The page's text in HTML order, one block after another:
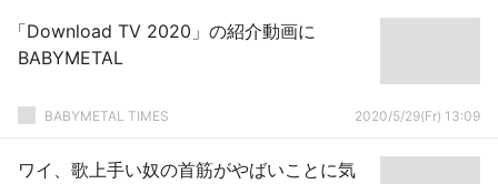
「Download TV 2020」の紹介動画に
BABYMETAL
BABYMETAL TIMES 2020/5/29(Fr) 13:09
ワイ、歌上手い奴の首筋がやばいことに気